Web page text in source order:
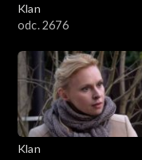
201–300
101–200
1–100
Klan
odc. 2676
Klan